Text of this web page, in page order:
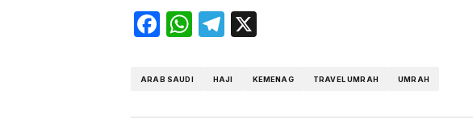
Facebook
WhatsApp
Telegram
ARAB SAUDI HAJI KEMENAG TRAVEL UMRAH UMRAH